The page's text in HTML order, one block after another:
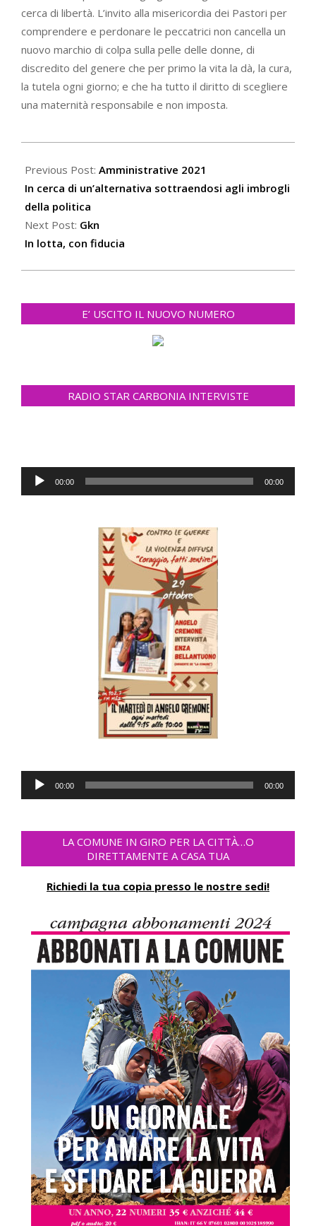
cerca di libertà. L’invito alla misericordia dei Pastori per
comprendere e perdonare le peccatrici non cancella un
nuovo marchio di colpa sulla pelle delle donne, di
discredito del genere che per primo la vita la dà, la cura,
la tutela ogni giorno; e che ha tutto il diritto di scegliere
una maternità responsabile e non imposta.
09-
18
Previous Post: Amministrative 2021
In cerca di un’alternativa sottraendosi agli imbrogli
della politica
Next Post: Gkn
In lotta, con fiducia
E’ USCITO IL NUOVO NUMERO
RADIO STAR CARBONIA INTERVISTE
Audio
Player
00:00 00:00
Audio
Player
00:00 00:00
LA COMUNE IN GIRO PER LA CITTÀ…O
DIRETTAMENTE A CASA TUA
Richiedi la tua copia presso le nostre sedi!